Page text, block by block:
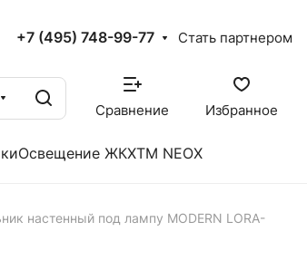
+7 (495) 748-99-77 Стать партнером
Сравнение Избранное
Освещение ЖКХTM NEOX
настенный под лампу MODERN LORA-